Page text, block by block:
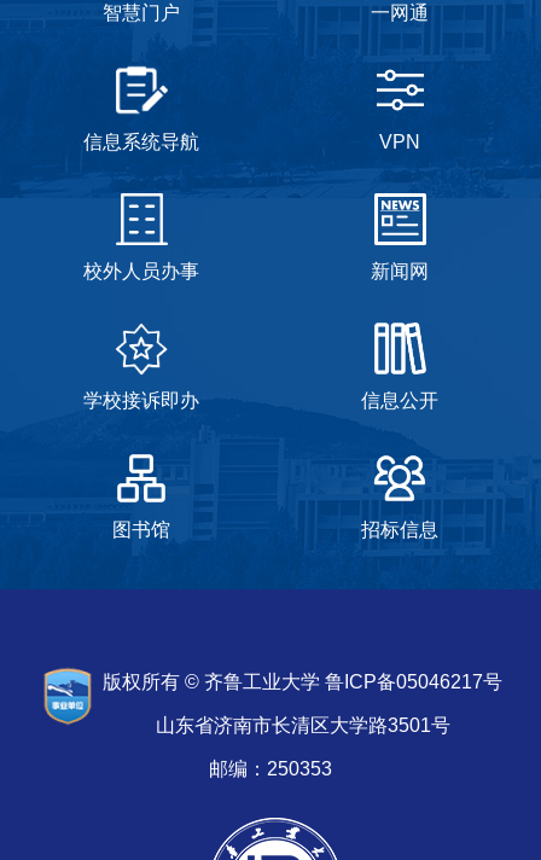
智慧门户 一网通
信息系统导航 VPN
校外人员办事 新闻网
学校接诉即办 信息公开
图书馆 招标信息
版权所有 © 齐鲁工业大学 鲁ICP备05046217号
山东省济南市长清区大学路3501号
邮编：250353